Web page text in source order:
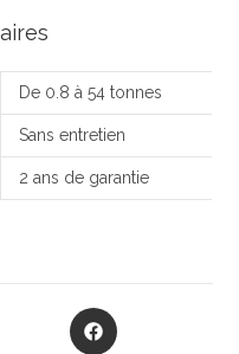
De 0.8 à 54 tonnes
Sans entretien
2 ans de garantie
Opens
in